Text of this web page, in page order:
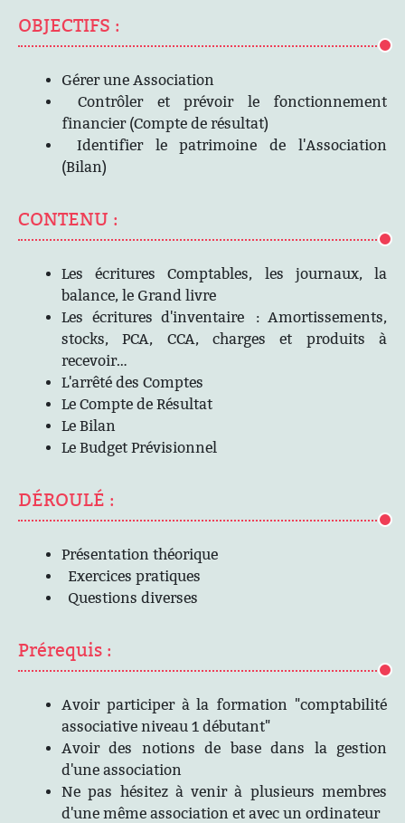
OBJECTIFS :
Gérer une Association
Contrôler et prévoir le fonctionnement
financier (Compte de résultat)
Identifier le patrimoine de l'Association
(Bilan)
CONTENU :
Les écritures Comptables, les journaux, la
balance, le Grand livre
Les écritures d'inventaire : Amortissements,
stocks, PCA, CCA, charges et produits à
recevoir…
L'arrêté des Comptes
Le Compte de Résultat
Le Bilan
Le Budget Prévisionnel
DÉROULÉ :
Présentation théorique
Exercices pratiques
Questions diverses
Prérequis :
Avoir participer à la formation "comptabilité
associative niveau 1 débutant"
Avoir des notions de base dans la gestion
d'une association
Ne pas hésitez à venir à plusieurs membres
d'une même association et avec un ordinateur